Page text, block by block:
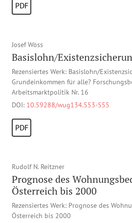
PDF
Josef Wöss
Basislohn/
Rezensiertes Werk: Basislohn/
Grundeinkommen für alle?
Arbeitsmarktpolitik Nr. 16
DOI: 10.59288/wug134.553-555
PDF
Rudolf N. Reitzner
Prognose des
Österreich bis 2000
Rezensiertes Werk: Prognose des
Österreich bis 2000